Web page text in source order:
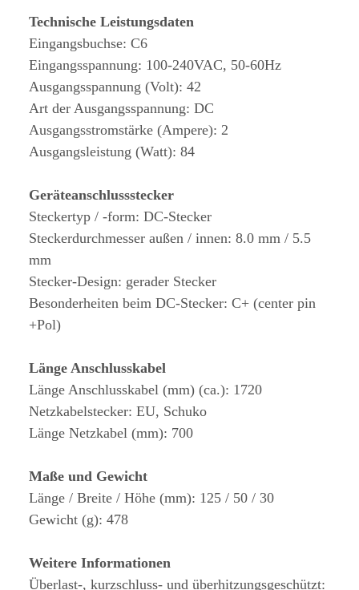
Technische Leistungsdaten
Eingangsbuchse: C6
Eingangsspannung: 100-240VAC, 50-60Hz
Ausgangsspannung (Volt): 42
Art der Ausgangsspannung: DC
Ausgangsstromstärke (Ampere): 2
Ausgangsleistung (Watt): 84
Geräteanschlussstecker
Steckertyp / -form: DC-Stecker
Steckerdurchmesser außen / innen: 8.0 mm / 5.5
mm
Stecker-Design: gerader Stecker
Besonderheiten beim DC-Stecker: C+ (center pin
+Pol)
Länge Anschlusskabel
Länge Anschlusskabel (mm) (ca.): 1720
Netzkabelstecker: EU, Schuko
Länge Netzkabel (mm): 700
Maße und Gewicht
Länge / Breite / Höhe (mm): 125 / 50 / 30
Gewicht (g): 478
Weitere Informationen
Überlast-, kurzschluss- und überhitzungsgeschützt: